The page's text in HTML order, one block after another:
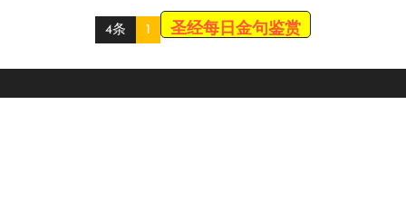
4条 1 圣经每日金句鉴赏